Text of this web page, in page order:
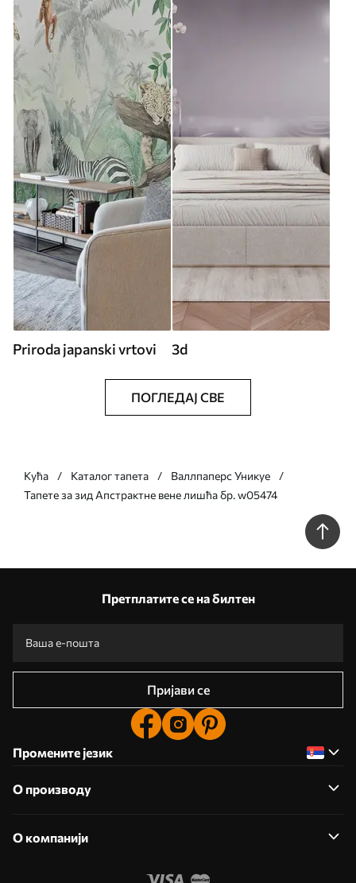
Priroda japanski vrtovi 3d
ПОГЛЕДАЈ СВЕ
Кућа Каталог тапета
Валлпаперс Уникуе
Тапете за зид Апстрактне вене лишћа бр. w05474
Претплатите се на билтен
Пријави се
Промените језик
О производу
О компанији